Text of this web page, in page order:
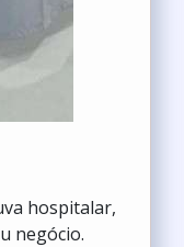
hospitalar,
negócio.